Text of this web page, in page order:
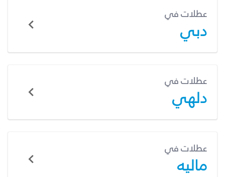
عطلات في
دبي
عطلات في
دلهي
عطلات في
ماليه